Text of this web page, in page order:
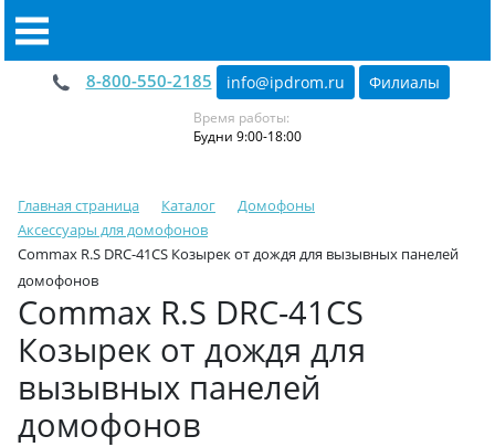
8-800-550-2185 info@ipdrom.ru Филиалы
Время работы:
Будни 9:00-18:00
Главная страница Каталог
Домофоны
Аксессуары для домофонов
Commax R.S DRC-41CS Козырек от дождя для вызывных панелей
домофонов
Commax R.S DRC-41CS
Козырек от дождя для
вызывных панелей
домофонов